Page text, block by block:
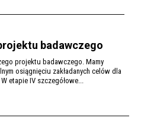
badawczego
projektu badawczego. Mamy
osiągnięciu zakładanych celów dla
etapie IV szczegółowe...